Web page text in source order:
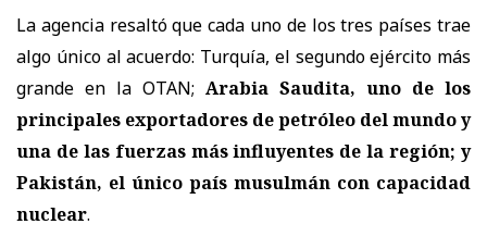
La agencia resaltó que cada uno de los tres países trae
algo único al acuerdo: Turquía, el segundo ejército más
grande en la OTAN; Arabia Saudita, uno de los
principales exportadores de petróleo del mundo y
una de las fuerzas más influyentes de la región; y
Pakistán, el único país musulmán con capacidad
nuclear.